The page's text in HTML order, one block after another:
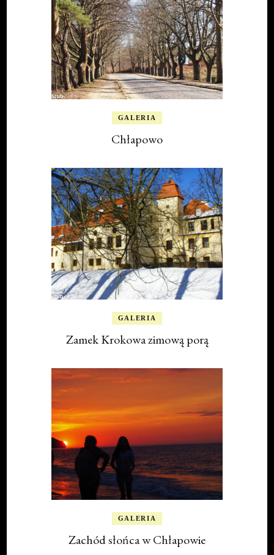
GALERIA
Chłapowo
GALERIA
Zamek Krokowa zimową porą
GALERIA
Zachód słońca w Chłapowie